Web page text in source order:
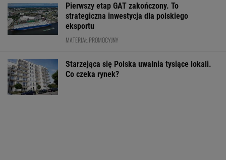
Pierwszy etap GAT zakończony. To
strategiczna inwestycja dla polskiego
eksportu
MATERIAŁ PROMOCYJNY
Starzejąca się Polska uwalnia tysiące lokali.
Co czeka rynek?